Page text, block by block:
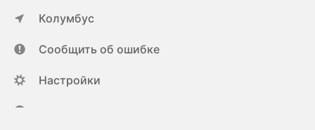
Колумбус
Сообщить об ошибке
Настройки